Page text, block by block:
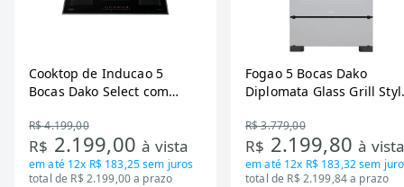
Cooktop de Inducao 5
Bocas Dako Select com
R$ 4.199,00
R$ 2.199,00à vista
em até 12x R$ 183,25sem juros
total de R$ 2.199,00 a prazo
Fogao 5 Bocas Dako
Diplomata Glass Grill
R$ 3.779,00
R$ 2.199,80à
em até 12x R$ 183,32sem
total de R$ 2.199,84 a prazo